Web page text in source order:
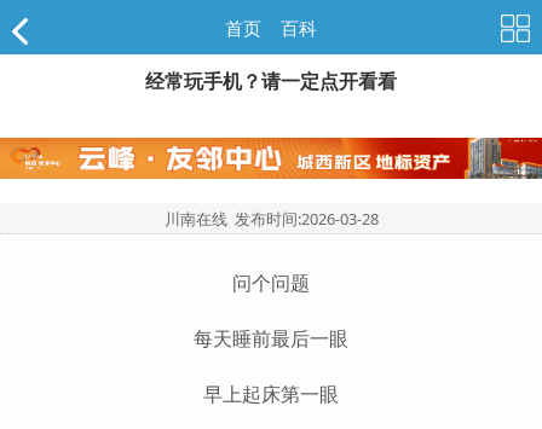
首页 百科
经常玩手机？请一定点开看看
川南在线 发布时间:2026-03-28
问个问题
每天睡前最后一眼
早上起床第一眼